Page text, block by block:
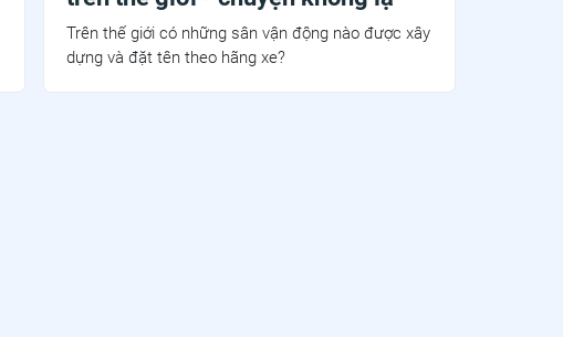
Trên thế giới có những sân vận động nào được xây
dựng và đặt tên theo hãng xe?